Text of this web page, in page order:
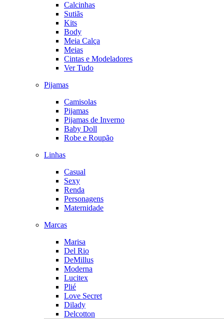
Calcinhas
Sutiãs
Kits
Body
Meia Calça
Meias
Cintas e Modeladores
Ver Tudo
Pijamas
Camisolas
Pijamas
Pijamas de Inverno
Baby Doll
Robe e Roupão
Linhas
Casual
Sexy
Renda
Personagens
Maternidade
Marcas
Marisa
Del Rio
DeMillus
Moderna
Lucitex
Plié
Love Secret
Dilady
Delcotton